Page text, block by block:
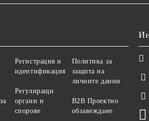
Регистрация и
идентификация
Регулиращи
органи и
спорове
Политика за
защита на
личните данни
B2B Проектно
обзавеждане